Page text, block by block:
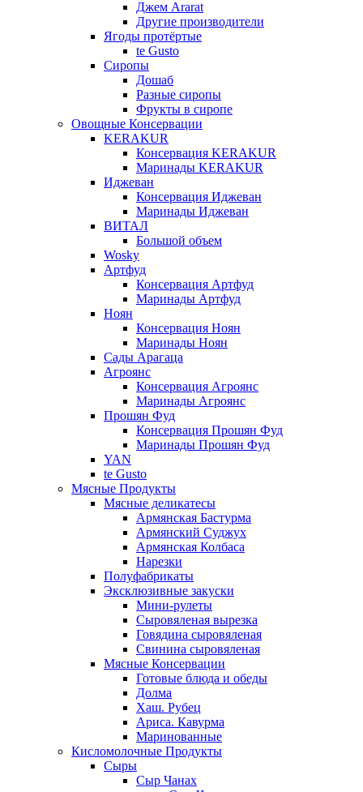
Джем Ararat
Другие производители
Ягоды протёртые
te Gusto
Сиропы
Дошаб
Разные сиропы
Фрукты в сиропе
Овощные Консервации
KERAKUR
Консервация KERAKUR
Маринады KERAKUR
Иджеван
Консервация Иджеван
Маринады Иджеван
ВИТАЛ
Большой объем
Wosky
Артфуд
Консервация Артфуд
Маринады Артфуд
Ноян
Консервация Ноян
Маринады Ноян
Сады Арагаца
Агроянс
Консервация Агроянс
Маринады Агроянс
Прошян Фуд
Консервация Прошян Фуд
Маринады Прошян Фуд
YAN
te Gusto
Мясные Продукты
Мясные деликатесы
Армянская Бастурма
Армянский Суджух
Армянская Колбаса
Нарезки
Полуфабрикаты
Эксклюзивные закуски
Мини-рулеты
Сыровяленая вырезка
Говядина сыровяленая
Свинина сыровяленая
Мясные Консервации
Готовые блюда и обеды
Долма
Хаш. Рубец
Ариса. Кавурма
Маринованные
Кисломолочные Продукты
Сыры
Сыр Чанах